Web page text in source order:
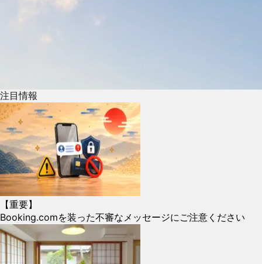
注目情報
【重要】
Booking.comを装った不審なメッセージにご注意ください